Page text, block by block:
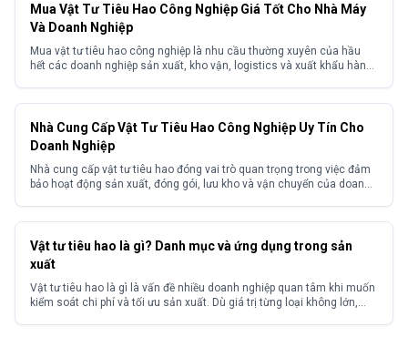
Mua Vật Tư Tiêu Hao Công Nghiệp Giá Tốt Cho Nhà Máy
Và Doanh Nghiệp
Mua vật tư tiêu hao công nghiệp là nhu cầu thường xuyên của hầu
hết các doanh nghiệp sản xuất, kho vận, logistics và xuất khẩu hàng
Nhà Cung Cấp Vật Tư Tiêu Hao Công Nghiệp Uy Tín Cho
Doanh Nghiệp
Nhà cung cấp vật tư tiêu hao đóng vai trò quan trọng trong việc đảm
bảo hoạt động sản xuất, đóng gói, lưu kho và vận chuyển của doanh
Vật tư tiêu hao là gì? Danh mục và ứng dụng trong sản
xuất
Vật tư tiêu hao là gì là vấn đề nhiều doanh nghiệp quan tâm khi muốn
kiểm soát chi phí và tối ưu sản xuất. Dù giá trị từng loại không lớn,